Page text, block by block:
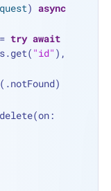
) async
= try await
"id" ),
(.notFound)